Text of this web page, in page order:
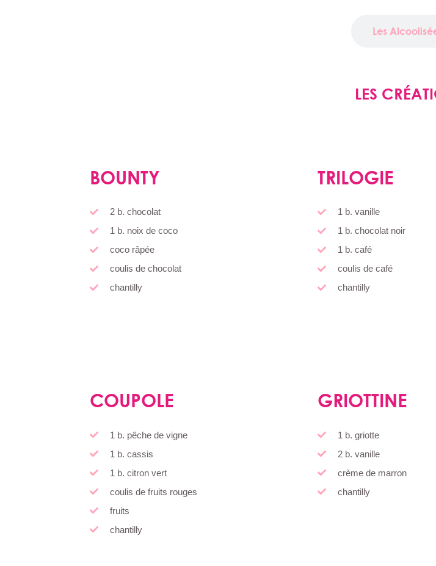
Les
LES
BOUNTY
2 b. chocolat
1 b. noix de coco
coco râpée
coulis de chocolat
chantilly
TRILOGIE
1 b. vanille
1 b. chocolat noir
1 b. café
coulis de café
chantilly
COUPOLE
1 b. pêche de vigne
1 b. cassis
1 b. citron vert
coulis de fruits rouges
fruits
chantilly
GRIOTTINE
1 b. griotte
2 b. vanille
crème de marron
chantilly